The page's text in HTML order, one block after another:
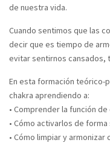
de nuestra vida.
Cuando sentimos que las
decir que es tiempo de
evitar sentirnos cansados,
En esta formación teórico-
chakra aprendiendo a:
• Comprender la función de
• Cómo activarlos de forma
• Cómo limpiar y